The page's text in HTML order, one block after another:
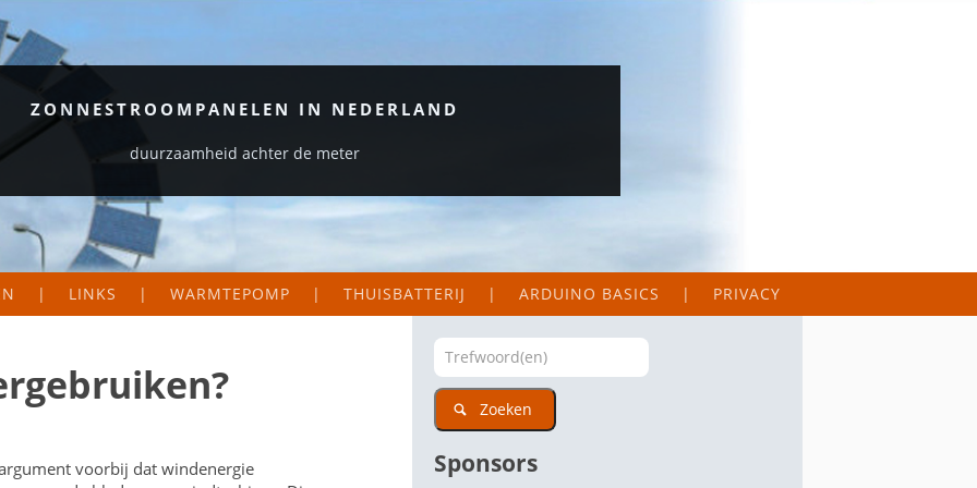
ZONNESTROOMPANELEN IN NEDERLAND
duurzaamheid achter de meter
EN LOGGERS
VAN MIJN PANELEN
LINKS
ORGANISATIES
WETENSWAARDIGE SITES
WARMTEPOMP THUISBATTERIJ ARDUINO BASICS PRIVACY
voorbij dat windenergie
Zoeken
Sponsors